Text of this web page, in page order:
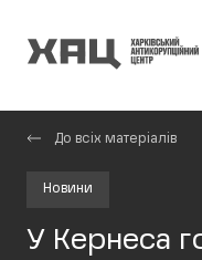
До всіх матеріалів
Новини
У Кернеса